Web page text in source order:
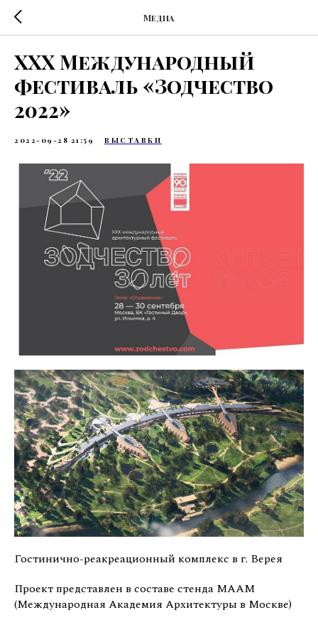
Медиа
XXX Международный
фестиваль «Зодчество
2022»
2022-09-28 21:59 ВЫСТАВКИ
Гостинично-реакреационный комплекс в г. Верея
Проект представлен в составе стенда МААМ
(Международная Академия Архитектуры в Москве)